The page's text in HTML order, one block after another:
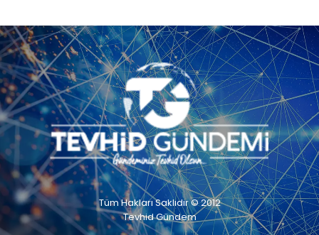
Tüm Hakları Saklıdır © 2012
Tevhid Gündem